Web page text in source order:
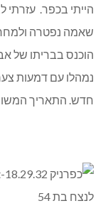
הייתי בכפר. עזרתי
שאמה נפטרה
הוכנס בבריתו של
נמהלו עם דמעות
חדש. התאריך